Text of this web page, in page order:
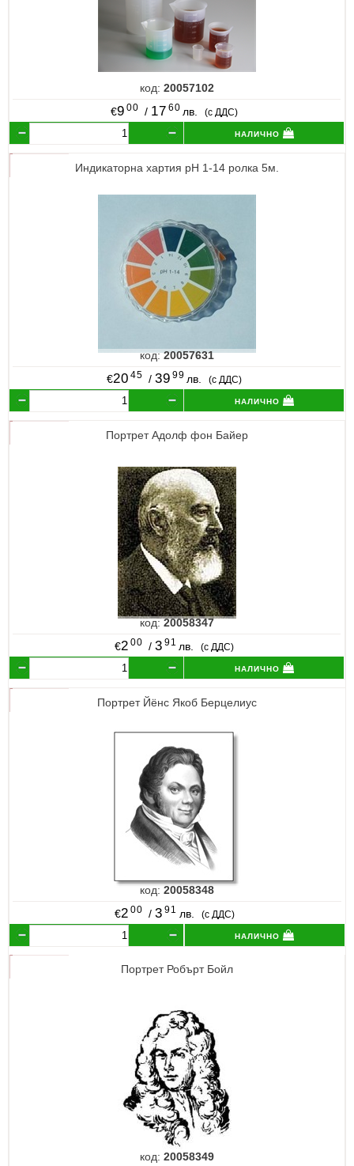
код: 20057102
€9 00 / 17 60 лв. (с ДДС)
налично
Индикаторна хартия pH 1-14 ролка 5м.
код:20057631
€20 45 / 39 99 лв. (с ДДС)
налично
Портрет Адолф фон Байер
код:20058347
€2 00 / 3 91 лв. (с ДДС)
налично
Портрет Йёнс Якоб Берцелиус
код: 20058348
€2 00 /3 91 лв. (с ДДС)
налично
Портрет Робърт Бойл
код: 20058349